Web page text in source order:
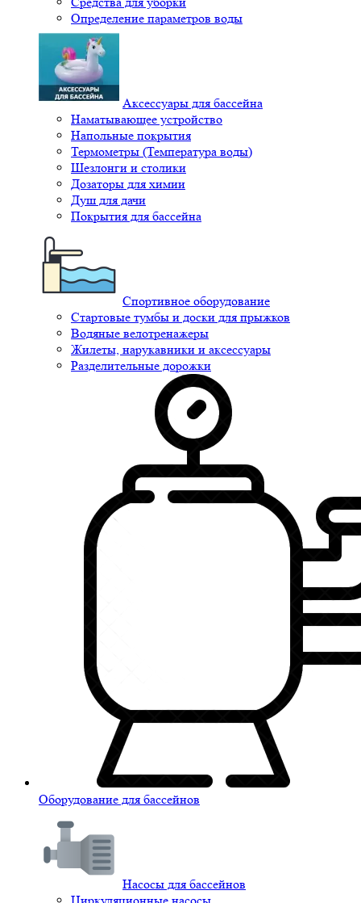
Определение параметров воды
Аксессуары для бассейна
Наматывающее устройство
Напольные покрытия
Термометры (Температура воды)
Шезлонги и столики
Дозаторы для химии
Душ для дачи
Покрытия для бассейна
Спортивное оборудование
Стартовые тумбы и доски для прыжков
Водяные велотренажеры
Жилеты, нарукавники и аксессуары
Разделительные дорожки
Оборудование для бассейнов
Насосы для бассейнов